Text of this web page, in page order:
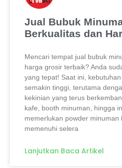
Jual Bubuk
Berkualitas dan
Mencari tempat jual bubuk
harga grosir terbaik? Anda
yang tepat! Saat ini,
semakin tinggi, terutama
kekinian yang terus
kafe, booth minuman, hingga
memerlukan powder minuman
memenuhi selera
Lanjutkan Baca Artikel